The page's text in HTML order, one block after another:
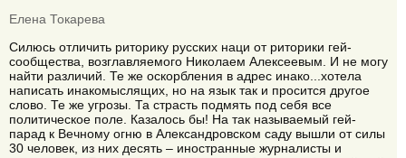
Елена Токарева
Силюсь отличить риторику русских наци от риторики гей-
сообщества, возглавляемого Николаем Алексеевым. И не могу
найти различий. Те же оскорбления в адрес инако...хотела
написать инакомыслящих, но на язык так и просится другое
слово. Те же угрозы. Та страсть подмять под себя все
политическое поле. Казалось бы! На так называемый гей-
парад к Вечному огню в Александровском саду вышли от силы
30 человек, из них десять – иностранные журналисты и